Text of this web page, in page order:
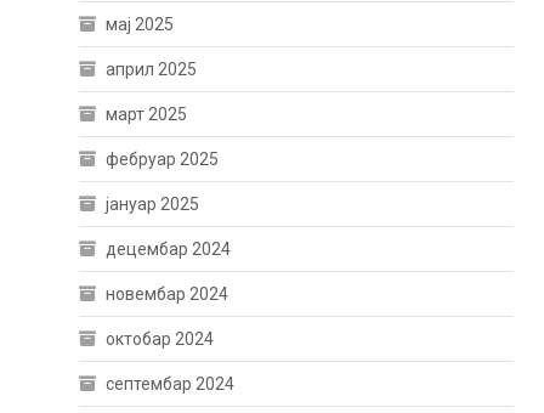
мај 2025
април 2025
март 2025
фебруар 2025
јануар 2025
децембар 2024
новембар 2024
октобар 2024
септембар 2024